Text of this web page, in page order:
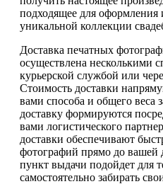
подходящее для оформления
уникальной коллекции
Доставка печатных
осуществлена несколькими
курьерской службой или
Стоимость доставки
вами способа и общего веса
доставку формируются
вами логистического
доставки обеспечивают
фотографий прямо до вашей
пункт выдачи подойдет для
самостоятельно забирать